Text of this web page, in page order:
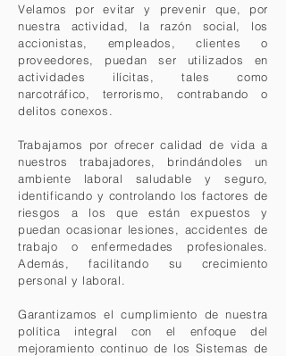
Velamos por evitar y prevenir que, por
nuestra actividad, la razón social, los
accionistas, empleados, clientes o
proveedores, puedan ser utilizados en
actividades ilícitas, tales como
narcotráfico, terrorismo, contrabando o
delitos conexos.
Trabajamos por ofrecer calidad de vida a
nuestros trabajadores, brindándoles un
ambiente laboral saludable y seguro,
identificando y controlando los factores de
riesgos a los que están expuestos y
puedan ocasionar lesiones, accidentes de
trabajo o enfermedades profesionales.
Además, facilitando su crecimiento
personal y laboral.
Garantizamos el cumplimiento de nuestra
política integral con el enfoque del
mejoramiento continuo de los Sistemas de